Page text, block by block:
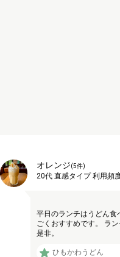
オレンジ(5件)
20代 直感タイプ利用頻
平日のランチはうどん
ごくおすすめです。 ラ
是非。
ひもかわうどん